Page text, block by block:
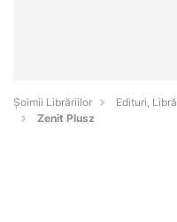
Șoimii Librăriilor
Edituri,
Zenit Plusz